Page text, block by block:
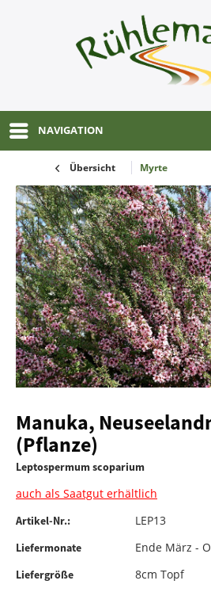
NAVIGATION
Übersicht Myrte
Manuka,
(Pflanze)
Leptospermum scoparium
auch als Saatgut erhältlich
Artikel-Nr.: LEP13
Liefermonate Ende März -
Liefergröße 8cm Topf